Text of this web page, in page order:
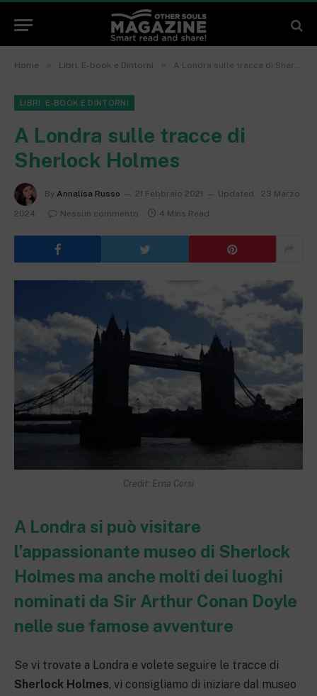
Home » Libri, E-book e Dintorni » A Londra sulle tracce di Sherlock Holmes
LIBRI, E-BOOK E DINTORNI
A Londra sulle tracce di
Sherlock Holmes
By Annalisa Russo 21 Febbraio 2021 Updated:
23 Marzo
2024
Nessun commento 4 Mins Read
Credit: Erna Corsi
A Londra si può visitare
l’appassionante museo di Sherlock
Holmes ma anche molti dei luoghi
nominati da Sir Arthur Conan Doyle
nelle sue famose avventure
Se vi trovate a Londra e volete seguire le tracce di
Sherlock Holmes, vi consigliamo di iniziare dal museo